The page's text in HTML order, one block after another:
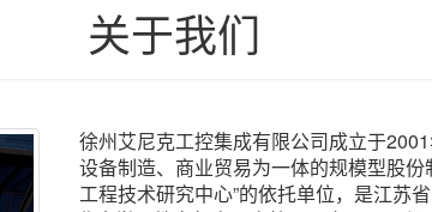
关于我们
徐州艾尼克工控集成有限公司成立于
设备制造、商业贸易为一体的规模型股
工程技术研究中心”的依托单位，是江